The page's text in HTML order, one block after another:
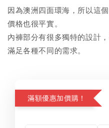
因為澳洲四面環海，所以這
價格也很平實。
內褲部分有很多獨特的設計
滿足各種不同的需求。
滿額優惠加價購！